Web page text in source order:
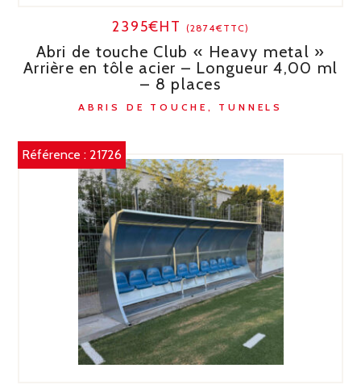
2395€HT (2874€TTC)
Abri de touche Club « Heavy metal »
Arrière en tôle acier – Longueur 4,00 ml
– 8 places
ABRIS DE TOUCHE, TUNNELS
Référence : 21726